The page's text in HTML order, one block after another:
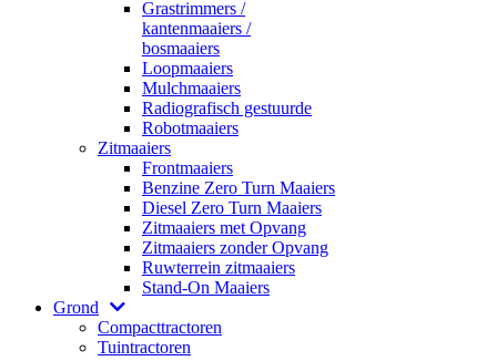
Grastrimmers /
kantenmaaiers /
bosmaaiers
Loopmaaiers
Mulchmaaiers
Radiografisch gestuurde
Robotmaaiers
Zitmaaiers
Frontmaaiers
Benzine Zero Turn Maaiers
Diesel Zero Turn Maaiers
Zitmaaiers met Opvang
Zitmaaiers zonder Opvang
Ruwterrein zitmaaiers
Stand-On Maaiers
Grond
Compacttractoren
Tuintractoren